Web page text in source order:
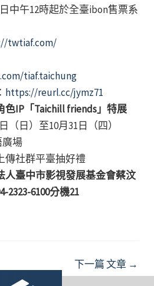
中午12時起於全臺ibon售票系
twtiaf.com/
tiaf.taichung
https://reurl.cc/jymz71
色IP「Taichill friends」特展
（日）至10月31日（四）
廣場
傳社群平臺抽好禮
人臺中市影視發展基金會蔡汶
2323-6100分機21
下一篇 文章 →